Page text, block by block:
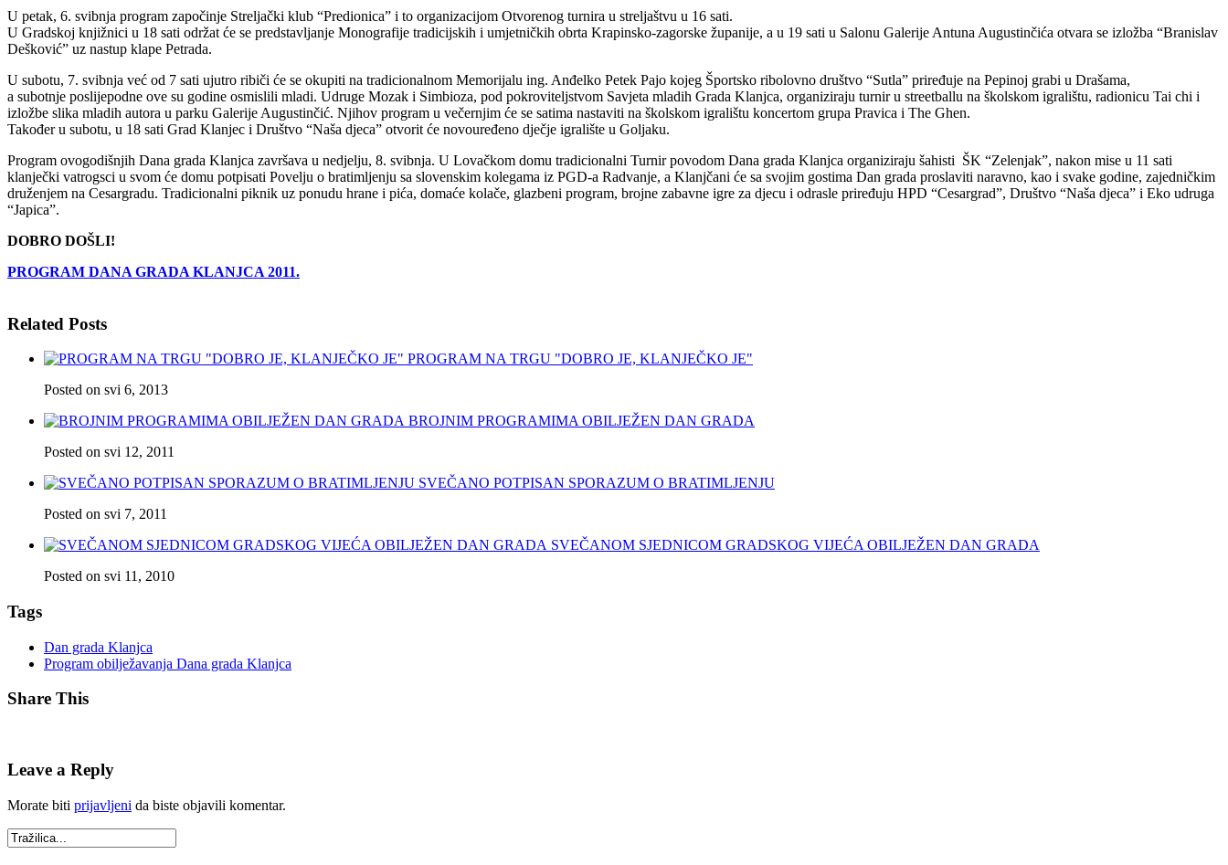
U petak, 6. svibnja program započinje Streljački klub “Predionica” i to organizacijom Otvorenog turnira u streljaštvu u 16 sati.
U Gradskoj knjižnici u 18 sati održat će se predstavljanje Monografije tradicijskih i umjetničkih obrta Krapinsko-zagorske županije, a u 19 sati u Salonu Galerije Antuna Augustinčića otvara se izložba “Branislav
Dešković” uz nastup klape Petrada.
U subotu, 7. svibnja već od 7 sati ujutro ribiči će se okupiti na tradicionalnom Memorijalu ing. Anđelko Petek Pajo kojeg Športsko ribolovno društvo “Sutla” priređuje na Pepinoj grabi u Drašama,
a subotnje poslijepodne ove su godine osmislili mladi. Udruge Mozak i Simbioza, pod pokroviteljstvom Savjeta mladih Grada Klanjca, organiziraju turnir u streetballu na školskom igralištu, radionicu Tai chi i
izložbe slika mladih autora u parku Galerije Augustinčić. Njihov program u večernjim će se satima nastaviti na školskom igralištu koncertom grupa Pravica i The Ghen.
Također u subotu, u 18 sati Grad Klanjec i Društvo “Naša djeca” otvorit će novouređeno dječje igralište u Goljaku.
Program ovogodišnjih Dana grada Klanjca završava u nedjelju, 8. svibnja. U Lovačkom domu tradicionalni Turnir povodom Dana grada Klanjca organiziraju šahisti ŠK “Zelenjak”, nakon mise u 11 sati
klanječki vatrogsci u svom će domu potpisati Povelju o bratimljenju sa slovenskim kolegama iz PGD-a Radvanje, a Klanjčani će sa svojim gostima Dan grada proslaviti naravno, kao i svake godine, zajedničkim
druženjem na Cesargradu. Tradicionalni piknik uz ponudu hrane i pića, domaće kolače, glazbeni program, brojne zabavne igre za djecu i odrasle priređuju HPD “Cesargrad”, Društvo “Naša djeca” i Eko udruga
“Japica”.
DOBRO DOŠLI!
PROGRAM DANA GRADA KLANJCA 2011.
Related Posts
PROGRAM NA TRGU "DOBRO JE, KLANJEČKO JE"
Posted on svi 6, 2013
BROJNIM PROGRAMIMA OBILJEŽEN DAN GRADA
Posted on svi 12, 2011
SVEČANO POTPISAN SPORAZUM O BRATIMLJENJU
Posted on svi 7, 2011
SVEČANOM SJEDNICOM GRADSKOG VIJEĆA OBILJEŽEN DAN GRADA
Posted on svi 11, 2010
Tags
Dan grada Klanjca
Program obilježavanja Dana grada Klanjca
Share This
Leave a Reply
Morate biti prijavljeni da biste objavili komentar.